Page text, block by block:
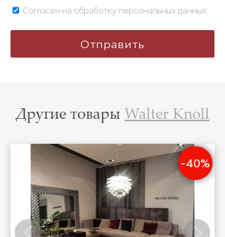
Согласен на обработку персональных данных
Другие товары Walter Knoll
-40%